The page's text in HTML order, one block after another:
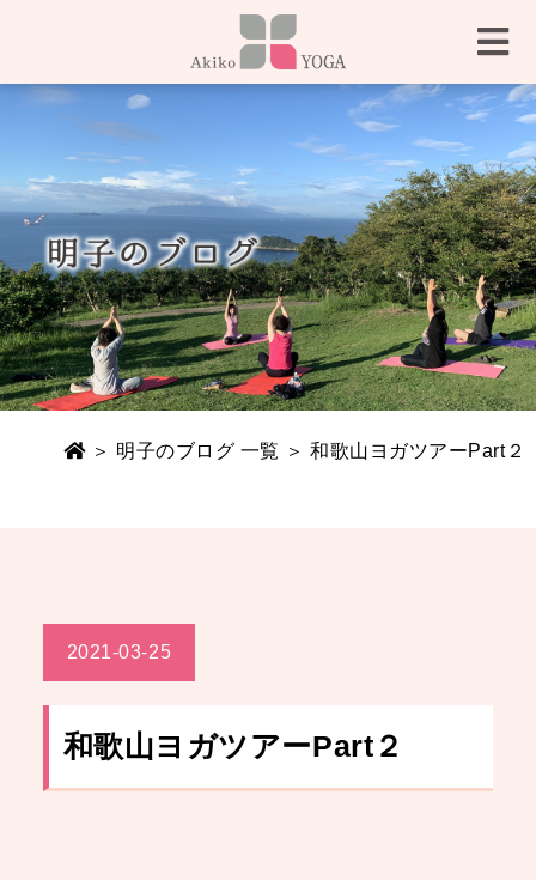
＞ 明子のブログ 一覧 ＞ 和歌山ヨガツアーPart２
2021-03-25
和歌山ヨガツアーPart２